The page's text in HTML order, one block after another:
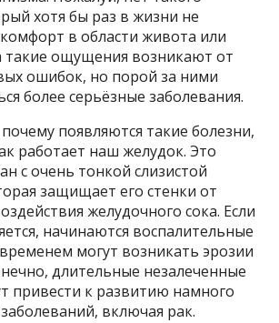
хотя бы раз в жизни не
в области живота или
такие ощущения возникают от
ошибок, но порой за ними
более серьёзные заболевания.
появляются такие болезни,
работает наш желудок. Это
с очень тонкой слизистой
защищает его стенки от
желудочного сока. Если
начинаются воспалительные
могут возникать эрозии
длительные незалеченные
привести к развитию намного
включая рак.